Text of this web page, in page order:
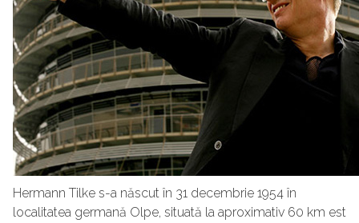
Hermann Tilke s-a născut în 31 decembrie 1954 în
localitatea germană Olpe, situată la aproximativ 60 km est